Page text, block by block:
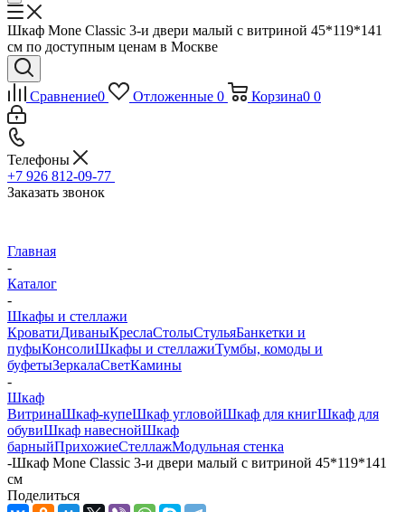
Шкаф Mone Classic 3-и двери малый с витриной 45*119*141
см по доступным ценам в Москве
Сравнение0 Отложенные 0 Корзина0 0
Телефоны
+7 926 812-09-77
Заказать звонок
Главная
-
Каталог
-
Шкафы и стеллажи
КроватиДиваныКреслаСтолыСтульяБанкетки и
пуфыКонсолиШкафы и стеллажиТумбы, комоды и
буфетыЗеркалаСветКамины
-
Шкаф
ВитринаШкаф-купеШкаф угловойШкаф для книгШкаф для
обувиШкаф навеснойШкаф
барныйПрихожиеСтеллажМодульная стенка
-Шкаф Mone Classic 3-и двери малый с витриной 45*119*141
см
Поделиться